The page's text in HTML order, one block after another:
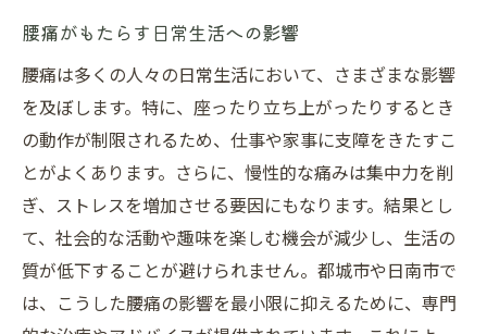
治療後のメンテナンスとその方法
腰痛から解放されるためのライフスタイル
の見直し
都城市と日南市で実践される最新の腰痛治療法
に迫る
都城市と日南市で注目される治療技術
地域で普及する最新の治療メソッド
都城市と日南市の治療法の進化
地域で人気の腰痛治療法の実態
腰痛がもたらす日常生活への影響
腰痛は多くの人々の日常生活において、さまざまな影響
を及ぼします。特に、座ったり立ち上がったりするとき
の動作が制限されるため、仕事や家事に支障をきたすこ
とがよくあります。さらに、慢性的な痛みは集中力を削
ぎ、ストレスを増加させる要因にもなります。結果とし
て、社会的な活動や趣味を楽しむ機会が減少し、生活の
質が低下することが避けられません。都城市や日南市で
は、こうした腰痛の影響を最小限に抑えるために、専門